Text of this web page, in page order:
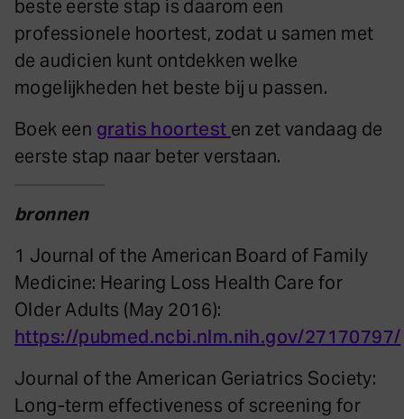
beste eerste stap is daarom een
professionele hoortest, zodat u samen met
de audicien kunt ontdekken welke
mogelijkheden het beste bij u passen.
Boek een gratis hoortest en zet vandaag de
eerste stap naar beter verstaan.
bronnen
1 Journal of the American Board of Family
Medicine: Hearing Loss Health Care for
Older Adults (May 2016):
https://pubmed.ncbi.nlm.nih.gov/27170797/
Journal of the American Geriatrics Society:
Long-term effectiveness of screening for